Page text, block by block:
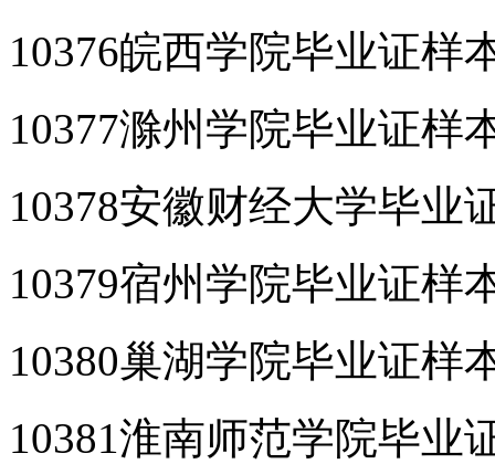
10376皖西学院毕业证样
10377滁州学院毕业证样
10378安徽财经大学毕业
10379宿州学院毕业证样
10380巢湖学院毕业证样
10381淮南师范学院毕业